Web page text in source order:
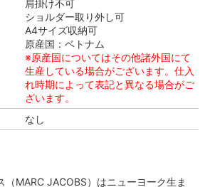
肩掛け不可
ショルダー取り外し可
A4サイズ収納可
原産国：ベトナム
※原産国についてはその他諸外国にて
生産している場合がございます。仕入
れ時期によって表記と異なる場合がご
ざいます。
なし
（MARC JACOBS）はニューヨーク生ま